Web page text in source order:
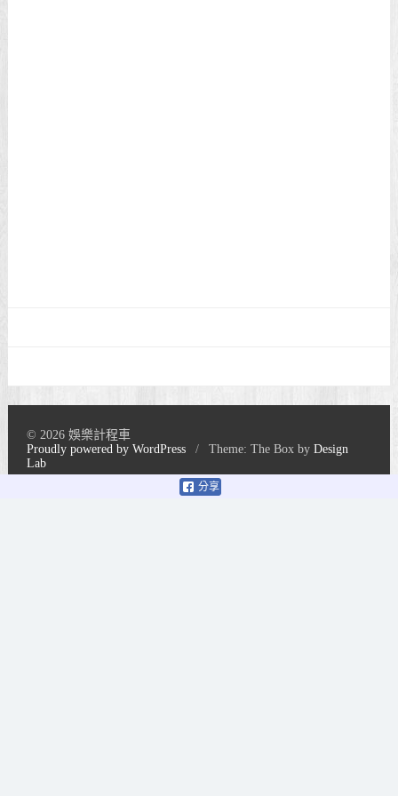
分享
© 2026 娛樂計程車
Proudly powered by WordPress
/ Theme: The Box byDesign
Lab